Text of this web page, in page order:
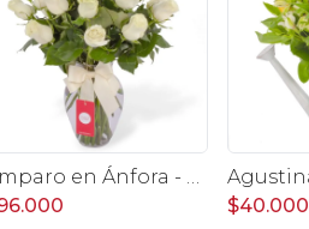
Amparo en Ánfora - Florero 24 rosas ecuatorianas blanco
$40.000